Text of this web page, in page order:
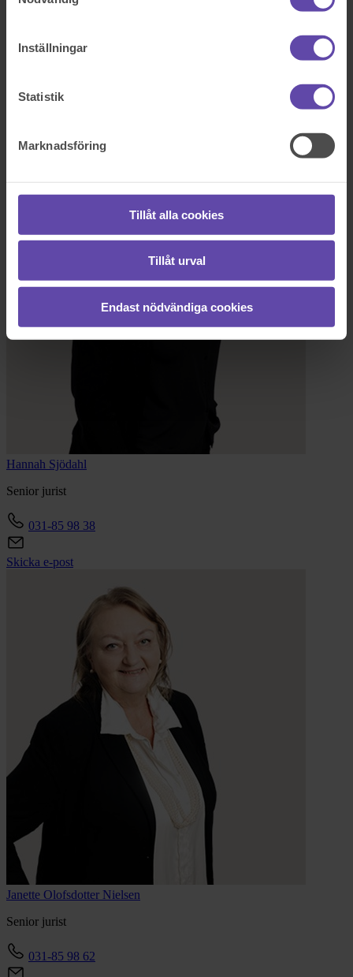
Inställningar
Statistik
Marknadsföring
Tillåt alla cookies
Tillåt urval
Endast nödvändiga cookies
031-85 98 06
Hannah Sjödahl
Senior jurist
031-85 98 38
Skicka e-post
Janette Olofsdotter Nielsen
Senior jurist
031-85 98 62